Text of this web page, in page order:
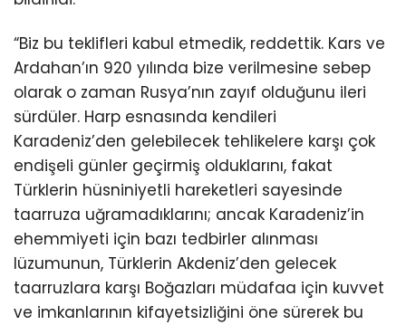
“Biz bu teklifleri kabul etmedik, reddettik. Kars ve
Ardahan’ın 920 yılında bize verilmesine sebep
olarak o zaman Rusya’nın zayıf olduğunu ileri
sürdüler. Harp esnasında kendileri
Karadeniz’den gelebilecek tehlikelere karşı çok
endişeli günler geçirmiş olduklarını, fakat
Türklerin hüsniniyetli hareketleri sayesinde
taarruza uğramadıklarını; ancak Karadeniz’in
ehemmiyeti için bazı tedbirler alınması
lüzumunun, Türklerin Akdeniz’den gelecek
taarruzlara karşı Boğazları müdafaa için kuvvet
ve imkanlarının kifayetsizliğini öne sürerek bu